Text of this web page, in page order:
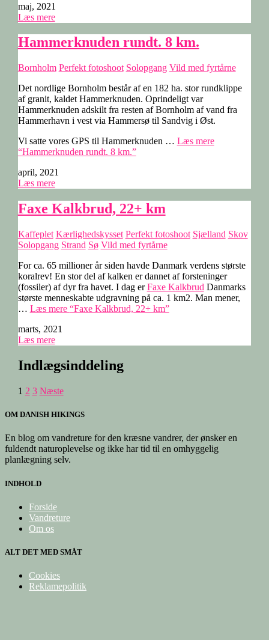
maj, 2021
Læs mere
Hammerknuden rundt. 8 km.
Bornholm Perfekt fotoshoot Solopgang Vild med fyrtårne
Det nordlige Bornholm består af en 182 ha. stor rundklippe
af granit, kaldet Hammerknuden. Oprindeligt var
Hammerknuden adskilt fra resten af Bornholm af vand fra
Hammerhavn i vest via Hammersø til Sandvig i Øst.
Vi satte vores GPS til Hammerknuden … Læs mere
“Hammerknuden rundt. 8 km.”
april, 2021
Læs mere
Faxe Kalkbrud, 22+ km
Kaffeplet Kærlighedskysset Perfekt fotoshoot Sjælland Skov
Solopgang Strand Sø Vild med fyrtårne
For ca. 65 millioner år siden havde Danmark verdens største
koralrev! En stor del af kalken er dannet af forsteninger
(fossiler) af dyr fra havet. I dag erFaxe Kalkbrud Danmarks
største menneskabte udgravning på ca. 1 km2. Man mener,
… Læs mere “Faxe Kalkbrud, 22+ km”
marts, 2021
Læs mere
Indlægsinddeling
1 2 3 Næste
OM DANISH HIKINGS
En blog om vandreture for den kræsne vandrer, der ønsker en
fuldendt naturoplevelse og ikke har tid til en omhyggelig
planlægning selv.
INDHOLD
Forside
Vandreture
Om os
ALT DET MED SMÅT
Cookies
Reklamepolitik